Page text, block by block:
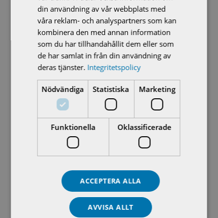
modernisering?
Ny fjärrkontroll för AUMA-ställdon
Från oss alla, till er alla – en riktigt god jul!
Välkommen Jonas Rasmussen!
Recent Posts
din användning av vår webbplats med
våra reklam- och analyspartners som kan
kombinera den med annan information
som du har tillhandahållit dem eller som
de har samlat in från din användning av
deras tjänster. Integritetspolicy
Nödvändiga Statistiska Marketing
Funktionella Oklassificerade
ACCEPTERA ALLA
AVVISA ALLT